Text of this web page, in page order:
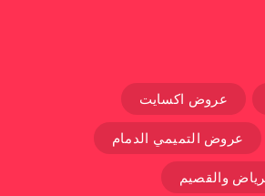
عروض اكسايت
عروض التميمي الدمام
والقصيم